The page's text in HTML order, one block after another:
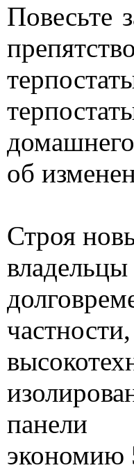
Повесьте
об
Строя
панели
экономию